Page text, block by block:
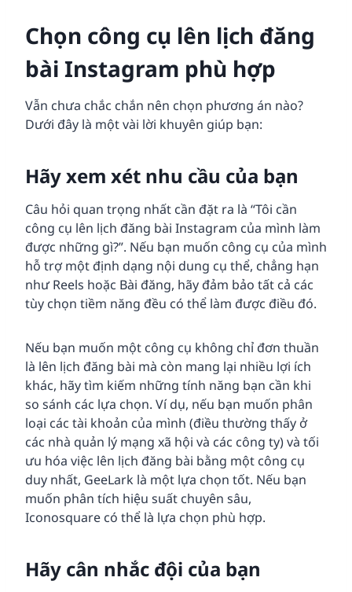
Chọn công cụ lên lịch đăng
bài Instagram phù hợp
Vẫn chưa chắc chắn nên chọn phương án nào?
Dưới đây là một vài lời khuyên giúp bạn:
Hãy xem xét nhu cầu của bạn
Câu hỏi quan trọng nhất cần đặt ra là “Tôi cần
công cụ lên lịch đăng bài Instagram của mình làm
được những gì?”. Nếu bạn muốn công cụ của mình
hỗ trợ một định dạng nội dung cụ thể, chẳng hạn
như Reels hoặc Bài đăng, hãy đảm bảo tất cả các
tùy chọn tiềm năng đều có thể làm được điều đó.
Nếu bạn muốn một công cụ không chỉ đơn thuần
là lên lịch đăng bài mà còn mang lại nhiều lợi ích
khác, hãy tìm kiếm những tính năng bạn cần khi
so sánh các lựa chọn. Ví dụ, nếu bạn muốn phân
loại các tài khoản của mình (điều thường thấy ở
các nhà quản lý mạng xã hội và các công ty) và tối
ưu hóa việc lên lịch đăng bài bằng một công cụ
duy nhất, GeeLark là một lựa chọn tốt. Nếu bạn
muốn phân tích hiệu suất chuyên sâu,
Iconosquare có thể là lựa chọn phù hợp.
Hãy cân nhắc đội của bạn